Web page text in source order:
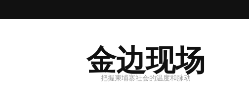
金边现场
把握柬埔寨社会的温度和脉动